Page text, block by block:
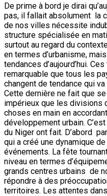
De prime à bord je dirai
pas, il fallait absolument la
de nos villes nécessite
structure spécialisée en
surtout au regard du
en termes d’urbanisme,
tendances d’aujourd’hui.
remarquable que tous les
changent de tendance qui
Cette dernière ne fait que
impérieux que les divisions
choses en main en
développement urbain.
du Niger ont fait. D’abord
qui a créé une dynamique
événements. La fête
niveau en termes
grands centres urbains de
répondre à des
territoires. Les attentes